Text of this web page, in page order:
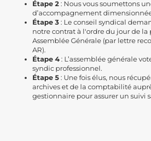
Étape 2: Nous vous soumettons
d’accompagnement
Étape 3: Le conseil syndical
notre contrat à l'ordre du jour de la
Assemblée Générale (par lettre
AR).
Étape 4: L’assemblée générale
syndic professionnel.
Étape 5: Une fois élus, nous
archives et de la comptabilité
gestionnaire pour assurer un suivi